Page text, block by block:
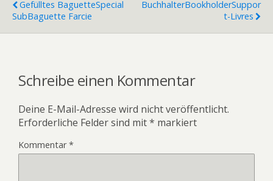
Gefülltes BaguetteSpecial
SubBaguette Farcie
BuchhalterBookholderSuppor
T-Livres
Schreibe einen Kommentar
Deine E-Mail-Adresse wird nicht veröffentlicht.
Erforderliche Felder sind mit* markiert
Kommentar*